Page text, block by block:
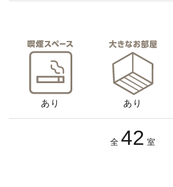
あり あり
全 42 室